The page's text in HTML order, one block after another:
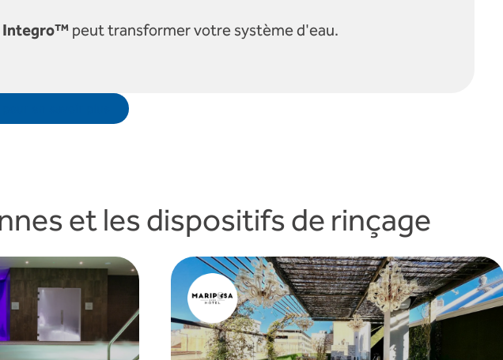
Integro™peut transformer votre système d'eau.
et les dispositifs de rinçage